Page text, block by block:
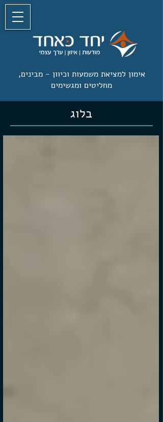
אימון למציאת משמעות וכיוון -מבינים,
מחליטים ומגשימים
בלוג